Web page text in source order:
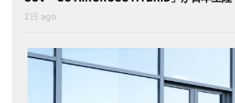
2日 ago